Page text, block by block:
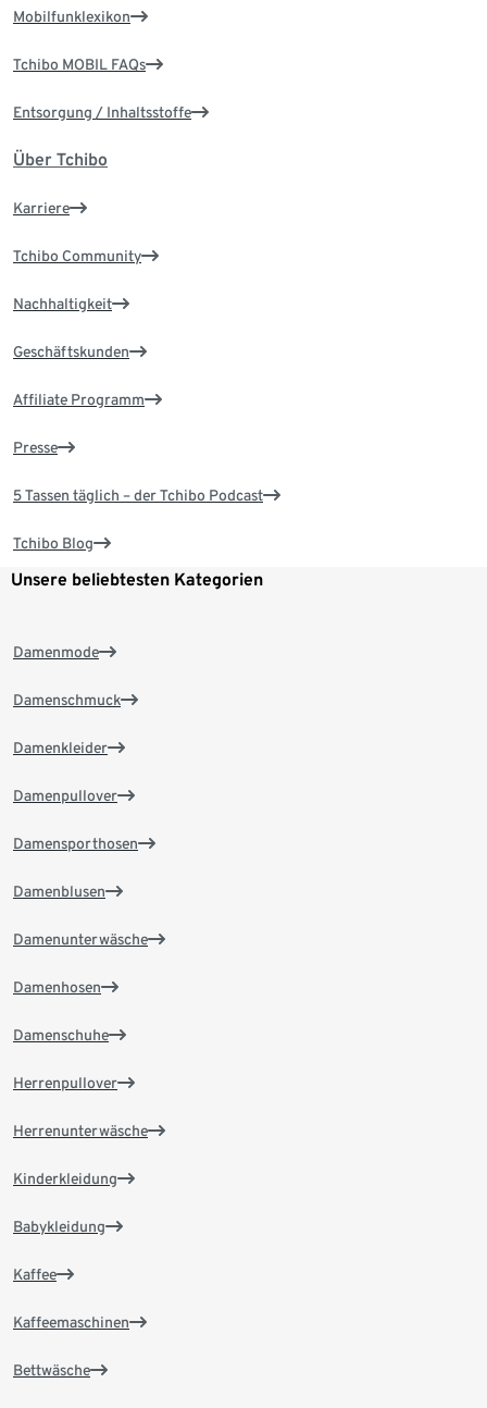
Mobilfunklexikon
Tchibo MOBIL FAQs
Entsorgung / Inhaltsstoffe
Über Tchibo
Karriere
Tchibo Community
Nachhaltigkeit
Geschäftskunden
Affiliate Programm
Presse
5 Tassen täglich – der Tchibo Podcast
Tchibo Blog
Unsere beliebtesten Kategorien
Damenmode
Damenschmuck
Damenkleider
Damenpullover
Damensporthosen
Damenblusen
Damenunterwäsche
Damenhosen
Damenschuhe
Herrenpullover
Herrenunterwäsche
Kinderkleidung
Babykleidung
Kaffee
Kaffeemaschinen
Bettwäsche